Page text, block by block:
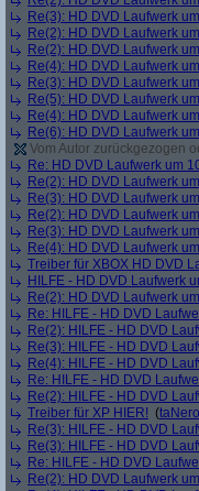
Re(3): HD DVD Laufwerk
Re(2): HD DVD Laufwerk
Re(2): HD DVD Laufwerk
Re(4): HD DVD Laufwerk
Re(3): HD DVD Laufwerk
Re(5): HD DVD Laufwerk
Re(4): HD DVD Laufwerk
Re(6): HD DVD Laufwerk
Vom Autor zurückgezogen
Re: HD DVD Laufwerk um
Re(2): HD DVD Laufwerk
Re(3): HD DVD Laufwerk
Re(2): HD DVD Laufwerk
Re(3): HD DVD Laufwerk
Re(4): HD DVD Laufwerk
Treiber für XBOX HD DVD
HILFE - HD DVD Laufwerk
Re(2): HD DVD Laufwerk
Re: HILFE - HD DVD
Re(2): HILFE - HD DVD
Re(3): HILFE - HD DVD
Re(4): HILFE - HD DVD
Re: HILFE - HD DVD
Re(2): HILFE - HD DVD
Treiber für XP HIER! (taNero
Re(3): HILFE - HD DVD
Re(3): HILFE - HD DVD
Re: HILFE - HD DVD
Re(2): HD DVD Laufwerk